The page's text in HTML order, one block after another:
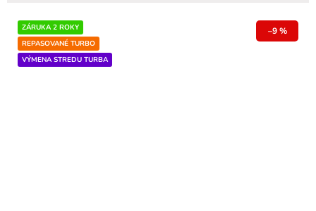
ZÁRUKA 2 ROKY
REPASOVANÉ TURBO
VÝMENA STREDU TURBA
–9 %